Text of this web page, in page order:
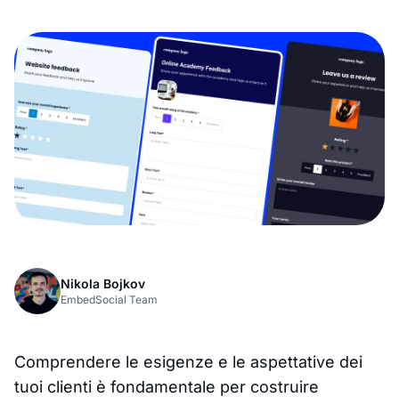
Nikola Bojkov
EmbedSocial Team
Comprendere le esigenze e le aspettative dei
tuoi clienti è fondamentale per costruire